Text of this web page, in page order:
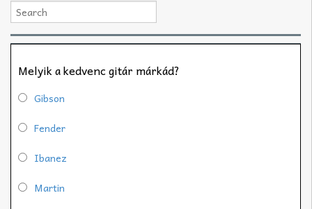
Melyik a kedvenc gitár márkád?
Gibson
Fender
Ibanez
Martin